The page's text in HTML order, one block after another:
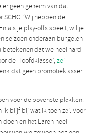
er geen geheim van dat
‘Wij hebben de
als je play-offs speelt, wil je
seizoen onderaan bungelen
betekenen dat we heel hard
de Hoofdklasse’,zei
dat geen promotieklasser
voor de bovenste plekken.
ik blijf bij wat ik toen zei. Voor
doen en het Laren heel